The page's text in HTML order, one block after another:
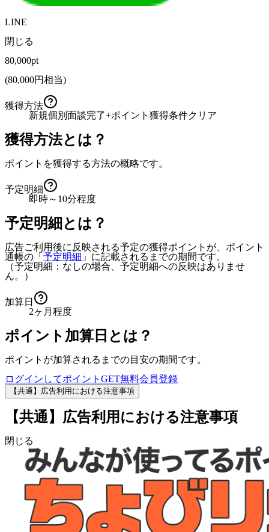
LINE
閉じる
80,000pt
(80,000円相当)
獲得方法
新規個別面談完了+ポイント獲得条件クリア
獲得方法とは？
ポイントを獲得する方法の概略です。
予定明細
即時～10分程度
予定明細とは？
広告ご利用後に反映される予定の獲得ポイントが、ポイント
通帳の「 予定明細 」に記載されるまでの期間です。
（予定明細：なしの場合、予定明細への反映はありませ
ん。）
加算日
2ヶ月程度
ポイント加算日とは？
ポイントが加算されるまでの目安の期間です。
ログインしてポイントGET無料会員登録
【共通】広告利用における注意事項
【共通】広告利用における注意事項
閉じる